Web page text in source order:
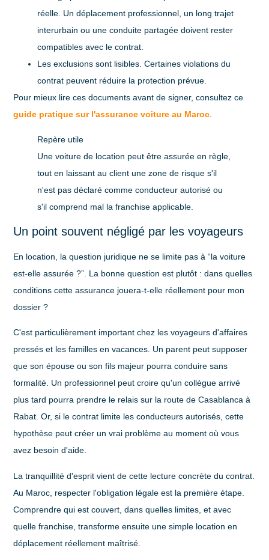
réelle . Un déplacement professionnel, un long trajet
interurbain ou une conduite partagée doivent rester
compatibles avec le contrat.
Les exclusions sont lisibles . Certaines violations du
contrat peuvent réduire la protection prévue.
Pour mieux lire ces documents avant de signer, consultez ce
guide pratique sur l'assurance voiture au Maroc
Repère utile
Une voiture de location peut être assurée en règle,
tout en laissant au client une zone de risque s'il
n'est pas déclaré comme conducteur autorisé ou
s'il comprend mal la franchise applicable.
Un point souvent négligé par les voyageurs
En location, la question juridique ne se limite pas à “la voiture
est-elle assurée ?”. La bonne question est plutôt :dans quelles
conditions cette assurance jouera-t-elle réellement pour mon
dossier ?
C'est particulièrement important chez les voyageurs d'affaires
pressés et les familles en vacances. Un parent peut supposer
que son épouse ou son fils majeur pourra conduire sans
formalité. Un professionnel peut croire qu'un collègue arrivé
plus tard pourra prendre le relais sur la route de Casablanca à
Rabat. Or, si le contrat limite les conducteurs autorisés, cette
hypothèse peut créer un vrai problème au moment où vous
avez besoin d'aide.
La tranquillité d'esprit vient de cette lecture concrète du contrat.
Au Maroc, respecter l'obligation légale est la première étape.
Comprendre qui est couvert, dans quelles limites, et avec
quelle franchise, transforme ensuite une simple location en
déplacement réellement maîtrisé.